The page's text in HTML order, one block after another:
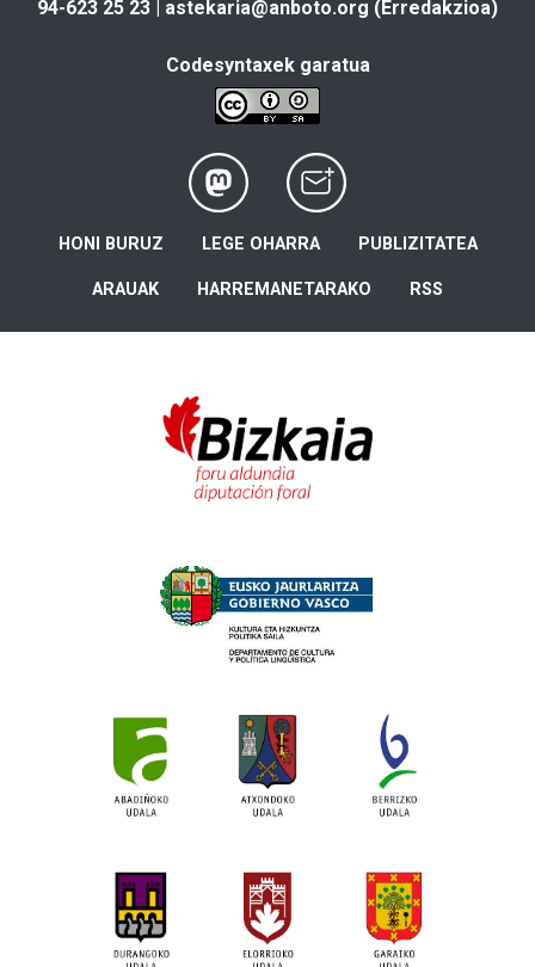
94-623 25 23 | astekaria@anboto.org (Erredakzioa)
Codesyntaxek garatua
HONI BURUZ LEGE OHARRA PUBLIZITATEA
ARAUAK HARREMANETARAKO RSS